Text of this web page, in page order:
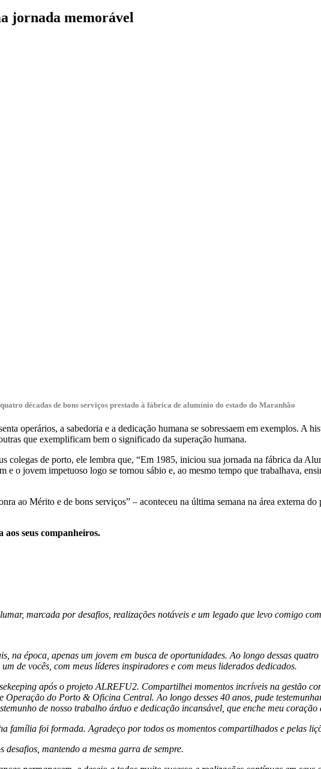
jornada memorável
décadas de bons serviços prestado à fábrica de alumínio do estado do Maranhão
operários, a sabedoria e a dedicação humana se sobressaem em exemplos. A
que exemplificam bem o significado da superação humana.
colegas de porto, ele lembra que, “Em 1985, iniciou sua jornada na fábrica da
e o jovem impetuoso logo se tornou sábio e, ao mesmo tempo que trabalhava,
ao Mérito e de bons serviços” – aconteceu na última semana na área externa
seus companheiros.
marcada por desafios, realizações notáveis e um legado que levo comigo
época, apenas um jovem em busca de oportunidades. Ao longo dessas
de vocês, com meus líderes inspiradores e com meus liderados dedicados.
após o projeto ALREFU2. Compartilhei momentos incríveis na gestão
do Porto & Oficina Central. Ao longo desses 40 anos, pude
de nosso trabalho árduo e dedicação incansável, que enche meu coração
família foi formada. Agradeço por todos os momentos compartilhados e pelas
mantendo a mesma garra de sempre.